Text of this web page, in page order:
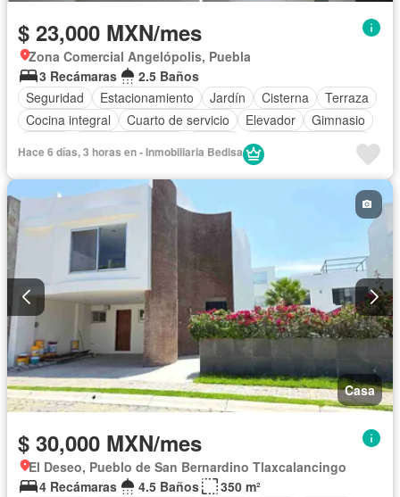
$ 23,000 MXN/mes
Zona Comercial Angelópolis, Puebla
3 Recámaras
2.5 Baños
Seguridad
Estacionamiento Jardín Cisterna
Terraza
Cocina integral
Cuarto de servicio Elevador
Gimnasio
Caseta de vigilancia
Sin amueblar
Hace 6 días, 3 horas en - Inmobiliaria Bedisa
Casa
$ 30,000 MXN/mes
El Deseo, Pueblo de San Bernardino Tlaxcalancingo
4 Recámaras
4.5 Baños
350 m²